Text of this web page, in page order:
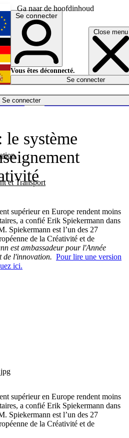
Ga naar de hoofdinhoud
Close menu
Se connecter
et Transport
English
Deutsch
Español
Se connecter
Vous êtes déconnecté.
Se connecter
le système
supérieur en Europe rendent moins
a confié Erik Spiekermann dans
Spiekermann est l’un des 27
de la Créativité et de
est ambassadeur pour l'Année
de l'innovation. Pour lire une version
ici.
supérieur en Europe rendent moins
a confié Erik Spiekermann dans
Spiekermann est l’un des 27
de la Créativité et de